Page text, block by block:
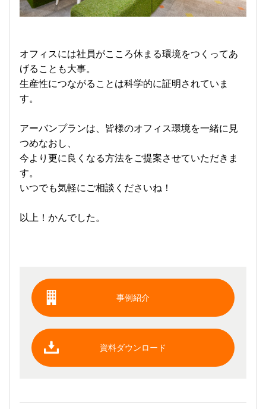
オフィスには社員がこころ休まる環境をつくってあ
げることも大事。
生産性につながることは科学的に証明されていま
す。
アーバンプランは、皆様のオフィス環境を一緒に見
つめなおし、
今より更に良くなる方法をご提案させていただきま
す。
いつでも気軽にご相談くださいね！
以上！かんでした。
事例紹介
資料ダウンロード